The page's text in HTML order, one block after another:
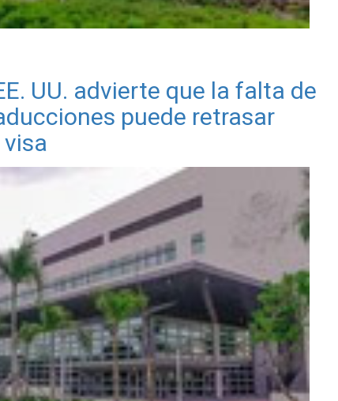
UU. advierte que la falta de
puede retrasar